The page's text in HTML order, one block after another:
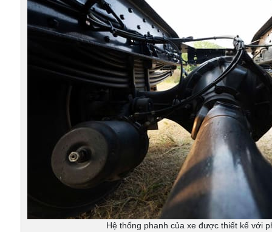
Hệ thống phanh của xe được thiết kế với